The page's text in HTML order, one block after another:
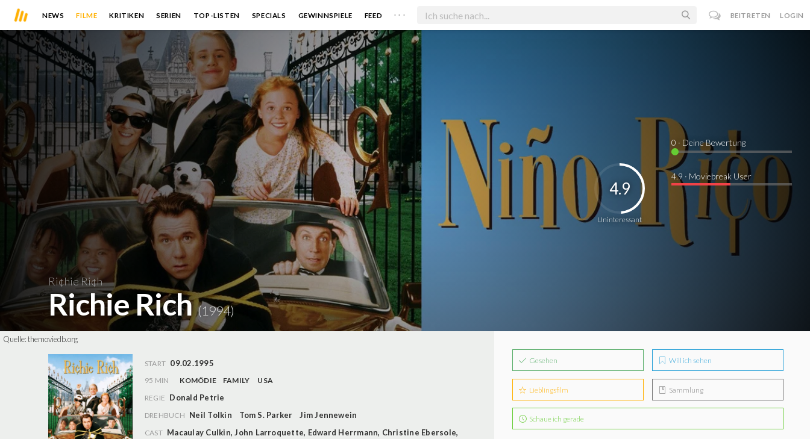
NEWS FILME KRITIKEN SERIEN TOP-LISTEN SPECIALS GEWINNSPIELE FEED . . . BEITRETEN LOGIN
Ri¢hie Ri¢h
Richie Rich(1994)
Uninteressant
4.9
0 · Deine Bewertung
4.9 · Moviebreak User
Quelle:themoviedb.org
START 09.02.1995
95 MIN KOMÖDIE FAMILY
USA
REGIE Donald Petrie
DREHBUCH Neil Tolkin Tom S. Parker Jim Jennewein
CAST Macaulay Culkin,John Larroquette, Edward Herrmann, Christine Ebersole,
Gesehen Will ich sehen
Lieblingsfilm Sammlung
Schaue ich gerade